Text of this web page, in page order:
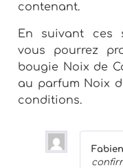
contenant.
En suivant ces
vous pourrez
bougie Noix de
au parfum Noix
conditions.